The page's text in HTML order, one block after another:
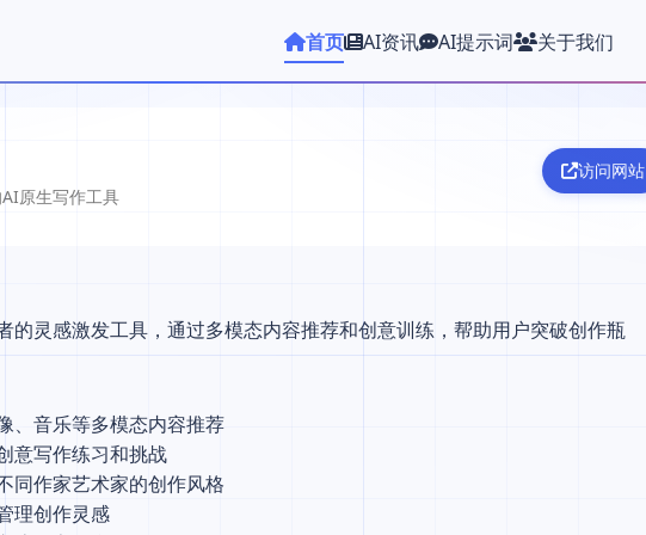
首页 AI资讯 AI提示词 关于我们
原生写作工具
访问网站
的灵感激发工具，通过多模态内容推荐和创意训练，帮助用户突破创作瓶
、音乐等多模态内容推荐
意写作练习和挑战
同作家艺术家的创作风格
理创作灵感